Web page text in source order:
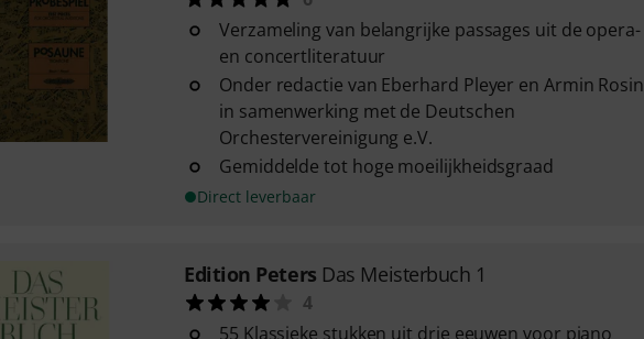
Verzameling van belangrijke passages uit de opera-
en concertliteratuur
Onder redactie van Eberhard Pleyer en Armin Rosin
in samenwerking met de Deutschen
Orchestervereinigung e.V.
Gemiddelde tot hoge moeilijkheidsgraad
Direct leverbaar
Edition Peters Das Meisterbuch 1
4
55 Klassieke stukken uit drie eeuwen voor piano